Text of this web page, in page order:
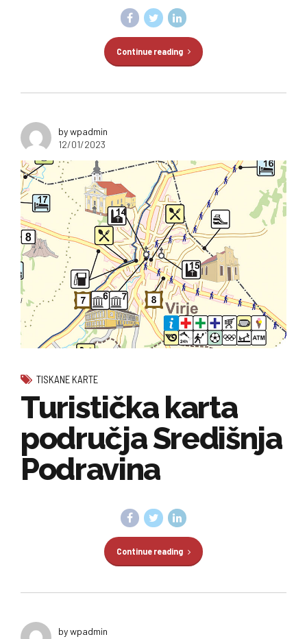
Continue reading
by wpadmin
12/01/2023
TISKANE KARTE
Turistička karta
područja Središnja
Podravina
Continue reading
by wpadmin